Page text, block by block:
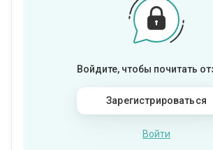
Войдите, чтобы почитать
Зарегистрироваться
Войти